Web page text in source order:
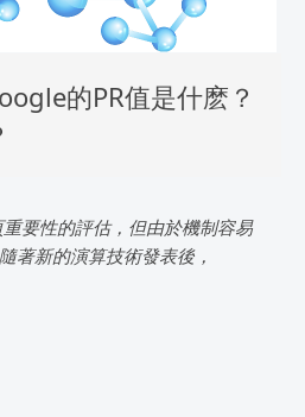
的PR值是什麽？
要性的評估，但由於機制容易
著新的演算技術發表後，